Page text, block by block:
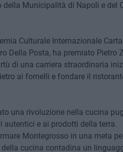
Municipalità di Napoli e del
Culturale Internazionale
Della Posta, ha premiato Pietro
di una carriera straordinaria
ai fornelli e fondare il
una rivoluzione nella cucina
autentici e ai prodotti della terra.
Montegrosso in una meta
cucina contadina un